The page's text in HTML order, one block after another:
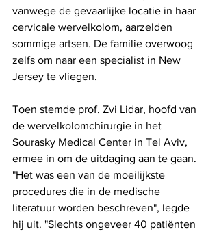
vanwege de gevaarlijke locatie in haar
cervicale wervelkolom, aarzelden
sommige artsen. De familie overwoog
zelfs om naar een specialist in New
Jersey te vliegen.
Toen stemde prof. Zvi Lidar, hoofd van
de wervelkolomchirurgie in het
Sourasky Medical Center in Tel Aviv,
ermee in om de uitdaging aan te gaan.
"Het was een van de moeilijkste
procedures die in de medische
literatuur worden beschreven", legde
hij uit. "Slechts ongeveer 40 patiënten